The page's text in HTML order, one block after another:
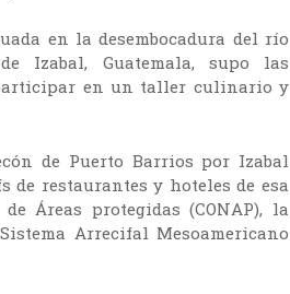
en la desembocadura del río
Izabal, Guatemala, supo las
en un taller culinario y
de Puerto Barrios por Izabal
restaurantes y hoteles de esa
Áreas protegidas (CONAP), la
Arrecifal Mesoamericano